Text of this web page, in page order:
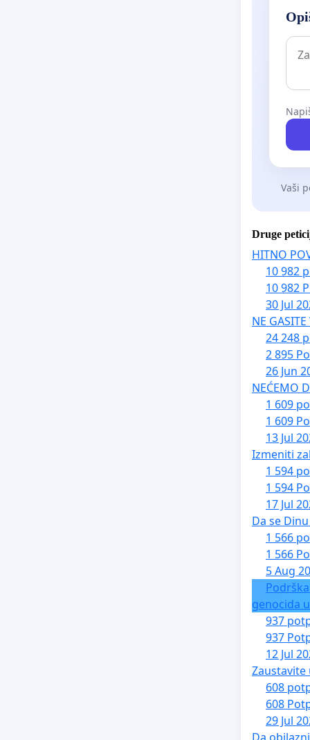
Vaši
Druge
HITNO
10 982
10 982
30 Jul
NE
24 248
2 895
26 Jun
NEĆEMO
1 609
1 609
13 Jul
Izmeniti
1 594
1 594
17 Jul
Da se
1 566
1 566
5 Aug
genocida
937
937
12 Jul
608
608
29 Jul